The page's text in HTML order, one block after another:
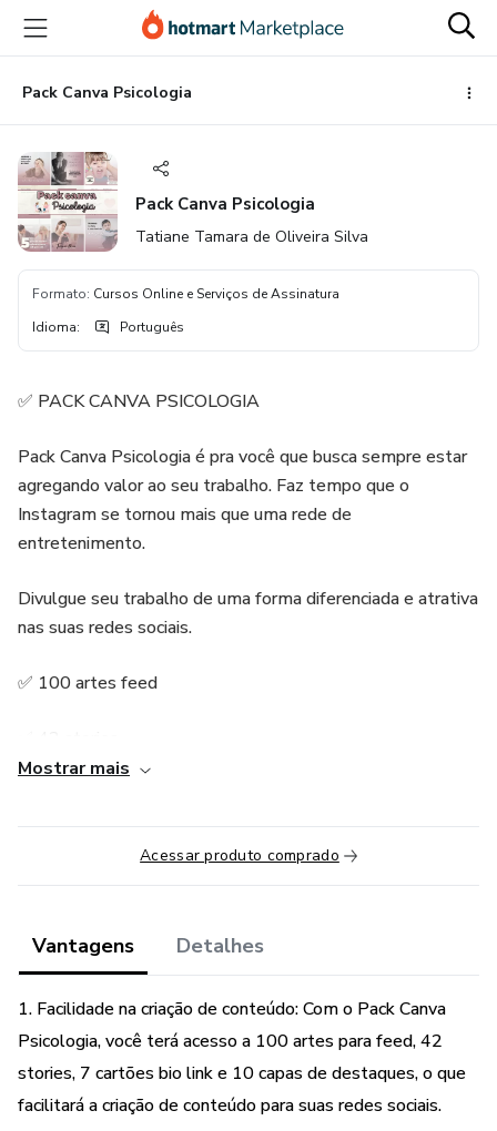
para
conteúdo
principal
para
pagamento
para
rodapé
Pack Canva Psicologia
Pack Canva Psicologia
Tatiane Tamara de Oliveira Silva
Formato: Cursos Online e Serviços de Assinatura
Idioma: Português
✅ PACK CANVA PSICOLOGIA
Pack Canva Psicologia é pra você que busca sempre estar
agregando valor ao seu trabalho. Faz tempo que o
Instagram se tornou mais que uma rede de
entretenimento.
Divulgue seu trabalho de uma forma diferenciada e atrativa
nas suas redes sociais.
✅ 100 artes feed
✅ 10 Capas de destaques
Mostrar mais
Acessar produto comprado
Vantagens Detalhes
1. Facilidade na criação de conteúdo: Com o Pack Canva
Psicologia, você terá acesso a 100 artes para feed, 42
stories, 7 cartões bio link e 10 capas de destaques, o que
facilitará a criação de conteúdo para suas redes sociais.